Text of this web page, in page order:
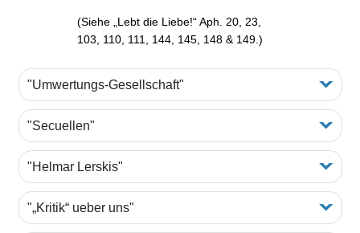
(Siehe „Lebt die Liebe!“ Aph. 20, 23,
103, 110, 111, 144, 145, 148 & 149.)
"Umwertungs-Gesellschaft"
"Secuellen"
"Helmar Lerskis"
"„Kritik“ ueber uns"